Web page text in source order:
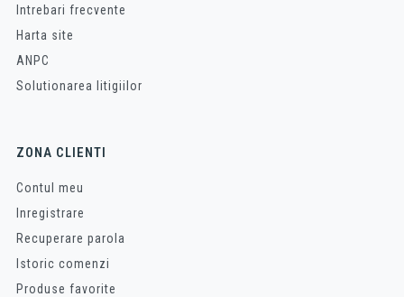
Intrebari frecvente
Harta site
ANPC
Solutionarea litigiilor
ZONA CLIENTI
Contul meu
Inregistrare
Recuperare parola
Istoric comenzi
Produse favorite